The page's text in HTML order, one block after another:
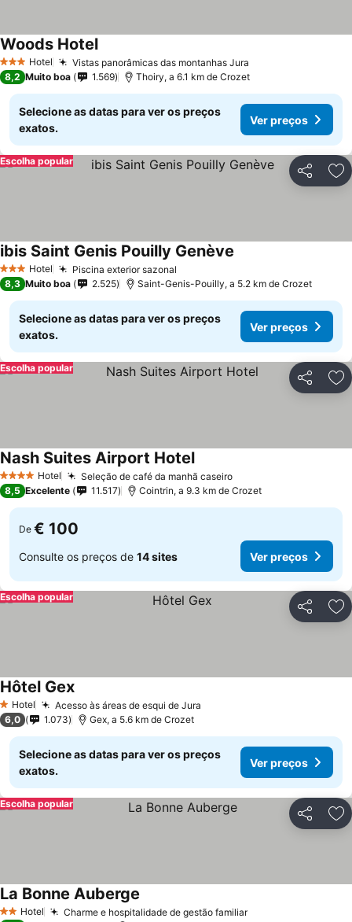
3 EstrelasHotel Vistas panorâmicas das montanhas Jura
Woods Hotel
8,2 Muito boa 1.569 Thoiry, a 6.1 km de Crozet
Selecione as datas para ver os preços
exatos.
Ver preços
Partilhar
Escolha popular
3 EstrelasHotel Piscina exterior sazonal
ibis Saint Genis Pouilly Genève
8,3 Muito boa 2.525 Saint-Genis-Pouilly, a 5.2 km de Crozet
Selecione as datas para ver os preços
exatos.
Ver preços
Partilhar
Escolha popular
4 EstrelasHotel Seleção de café da manhã caseiro
Nash Suites Airport Hotel
8,5 Excelente 11.517 Cointrin, a 9.3 km de Crozet
De € 100
Consulte os preços de 14 sites Ver preços
Partilhar
Escolha popular
1 Estrelas
Hotel Acesso às áreas de esqui de Jura
Hôtel Gex
6,0 1.073 Gex, a 5.6 km de Crozet
Selecione as datas para ver os preços
exatos.
Ver preços
Partilhar
Escolha popular
2 Estrelas
Hotel Charme e hospitalidade de gestão familiar
La Bonne Auberge